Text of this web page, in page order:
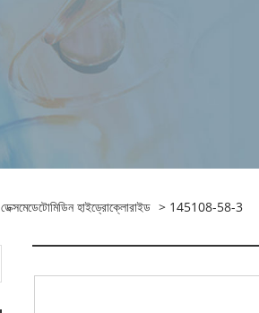
ডেক্সমেডেটোমিডিন হাইড্রোক্লোরাইড > 145108-58-3